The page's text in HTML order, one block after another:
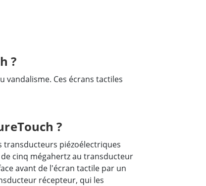
?
Ces écrans tactiles
?
transducteurs piézoélectriques
cinq mégahertz au transducteur
avant de l'écran tactile par un
récepteur, qui les